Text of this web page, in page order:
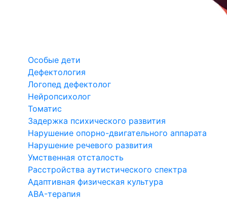
Особые дети
Дефектология
Логопед дефектолог
Нейропсихолог
Томатис
Задержка психического развития
Нарушение опорно-двигательного аппарата
Нарушение речевого развития
Умственная отсталость
Расстройства аутистического спектра
Адаптивная физическая культура
ABA-терапия